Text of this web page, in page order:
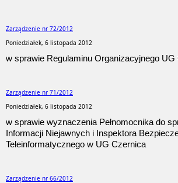
Zarządzenie nr 72/2012
Poniedziałek, 6 listopada 2012
w sprawie Regulaminu Organizacyjnego UG
Zarządzenie nr 71/2012
Poniedziałek, 6 listopada 2012
w sprawie wyznaczenia Pełnomocnika do
Informacji Niejawnych i Inspektora
Teleinformatycznego w UG Czernica
Zarządzenie nr 66/2012